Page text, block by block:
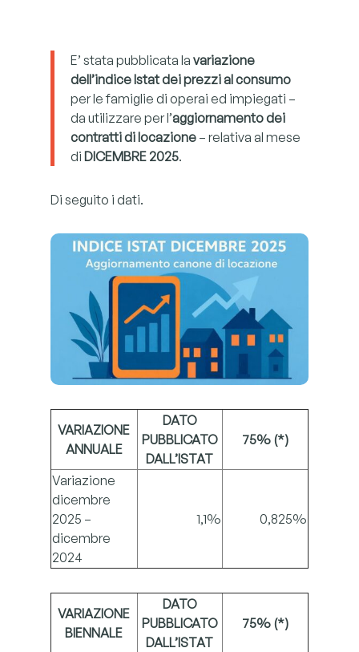
E’ stata pubblicata la variazione
dell’indice Istat dei prezzi al consumo
per le famiglie di operai ed impiegati –
da utilizzare per l’aggiornamento dei
contratti di locazione– relativa al mese
di DICEMBRE 2025.
Di seguito i dati.
VARIAZIONE
ANNUALE
DATO
PUBBLICATO
DALL’ISTAT
75% (*)
Variazione
dicembre
2025 –
dicembre
2024
1,1% 0,825%
VARIAZIONE
BIENNALE
DATO
PUBBLICATO
DALL’ISTAT
75% (*)